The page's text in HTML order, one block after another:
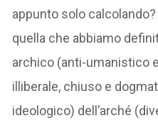
appunto solo calcolando?
quella che abbiamo
archico (anti-umanistico
illiberale, chiuso e
ideologico) dell’arché